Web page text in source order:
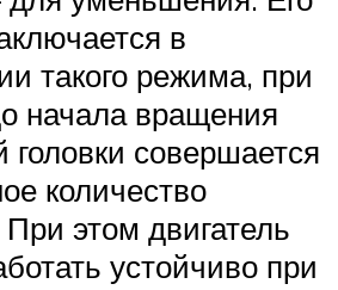
в
такого режима, при
начала вращения
головки совершается
количество
этом двигатель
устойчиво при